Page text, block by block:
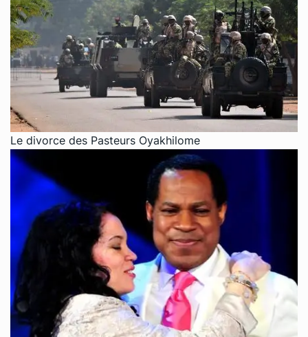
Le divorce des Pasteurs Oyakhilome